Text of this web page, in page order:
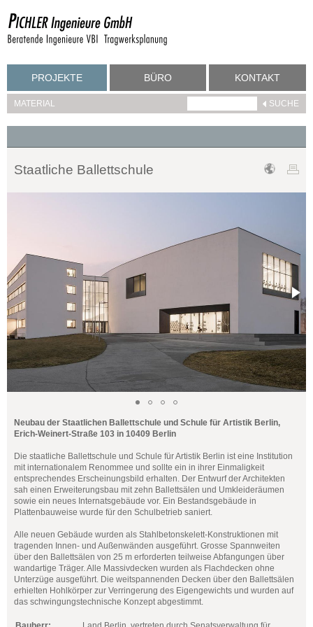
PROJEKTE BÜRO KONTAKT
MATERIAL
Staatliche Ballettschule
Neubau der Staatlichen Ballettschule und Schule für Artistik Berlin,
Erich-Weinert-Straße 103 in 10409 Berlin
Die staatliche Ballettschule und Schule für Artistik Berlin ist eine Institution
mit internationalem Renommee und sollte ein in ihrer Einmaligkeit
entsprechendes Erscheinungsbild erhalten. Der Entwurf der Architekten
sah einen Erweiterungsbau mit zehn Ballettsälen und Umkleideräumen
sowie ein neues Internatsgebäude vor. Ein Bestandsgebäude in
Plattenbauweise wurde für den Schulbetrieb saniert.
Alle neuen Gebäude wurden als Stahlbetonskelett-Konstruktionen mit
tragenden Innen- und Außenwänden ausgeführt. Grosse Spannweiten
über den Ballettsälen von 25 m erforderten teilweise Abfangungen über
wandartige Träger. Alle Massivdecken wurden als Flachdecken ohne
Unterzüge ausgeführt. Die weitspannenden Decken über den Ballettsälen
erhielten Hohlkörper zur Verringerung des Eigengewichts und wurden auf
das schwingungstechnische Konzept abgestimmt.